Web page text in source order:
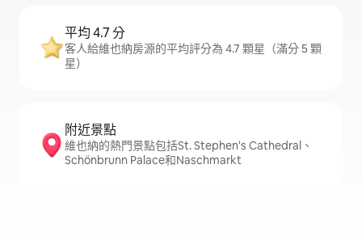
平均 4.7 分
客人給維也納房源的平均評分為 4.7 顆星（滿分 5 顆
星）
附近景點
維也納的熱門景點包括St. Stephen's Cathedral、
Schönbrunn Palace和Naschmarkt